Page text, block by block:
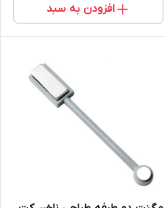
افزودن به سبد